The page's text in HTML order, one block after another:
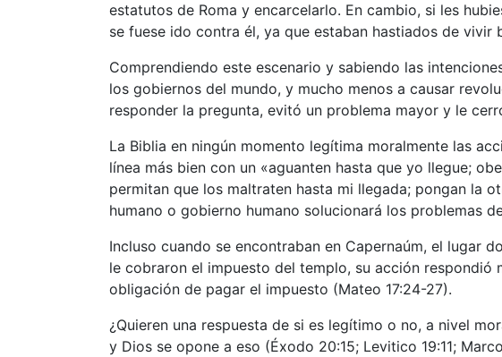
estatutos de Roma y encarcelarlo. En cambio, si les
se fuese ido contra él, ya que estaban hastiados de vivir
Comprendiendo este escenario y sabiendo las
los gobiernos del mundo, y mucho menos a causar
responder la pregunta, evitó un problema mayor y le
La Biblia en ningún momento legítima moralmente las
línea más bien con un «aguanten hasta que yo llegue;
permitan que los maltraten hasta mi llegada; pongan la
humano o gobierno humano solucionará los problemas
Incluso cuando se encontraban en Capernaúm, el lugar
le cobraron el impuesto del templo, su acción respondió
obligación de pagar el impuesto (Mateo 17:24-27).
¿Quieren una respuesta de si es legítimo o no, a nivel
y Dios se opone a eso (Éxodo 20:15; Levitico 19:11;